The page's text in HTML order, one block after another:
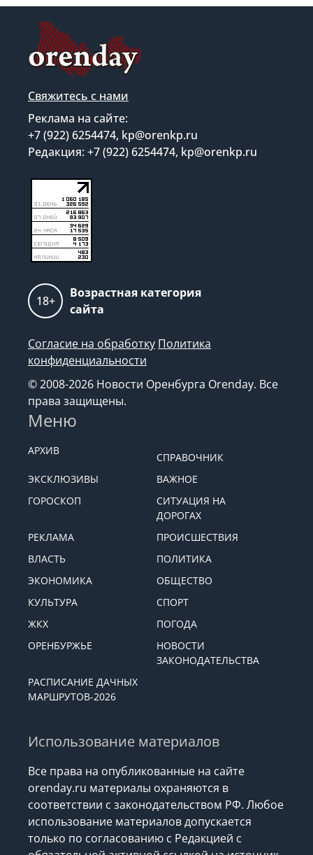
Свяжитесь с нами
Реклама на сайте:
+7 (922) 6254474, kp@orenkp.ru
Редакция: +7 (922) 6254474, kp@orenkp.ru
18+
Возрастная категория
сайта
Согласие на обработку Политика
конфиденциальности
© 2008-2026 Новости Оренбурга Orenday. Все
права защищены.
Меню
АРХИВ
СПРАВОЧНИК
ЭКСКЛЮЗИВЫ
ВАЖНОЕ
ГОРОСКОП
СИТУАЦИЯ НА
ДОРОГАХ
РЕКЛАМА
ПРОИСШЕСТВИЯ
ВЛАСТЬ
ПОЛИТИКА
ЭКОНОМИКА
ОБЩЕСТВО
КУЛЬТУРА
СПОРТ
ЖКХ
ПОГОДА
ОРЕНБУРЖЬЕ
НОВОСТИ
ЗАКОНОДАТЕЛЬСТВА
РАСПИСАНИЕ ДАЧНЫХ
МАРШРУТОВ-2026
Использование материалов
Все права на опубликованные на сайте
orenday.ru материалы охраняются в
соответствии с законодательством РФ. Любое
использование материалов допускается
только по согласованию с Редакцией с